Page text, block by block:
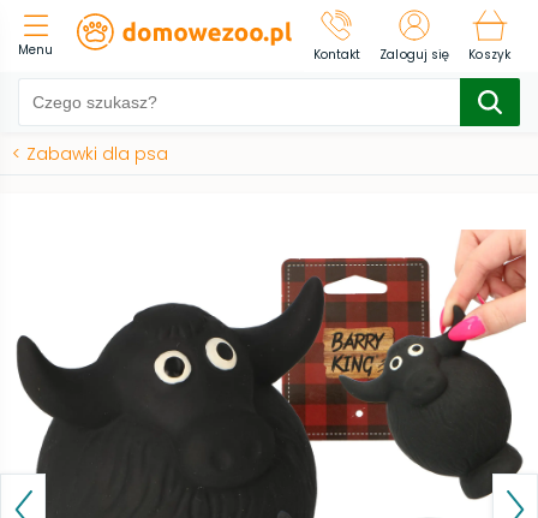
Menu Kontakt Zaloguj się Koszyk
< Zabawki dla psa